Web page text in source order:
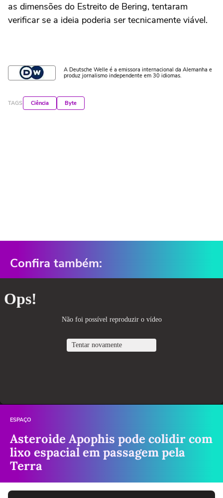
as dimensões do Estreito de Bering, tentaram
verificar se a ideia poderia ser tecnicamente viável.
A Deutsche Welle é a emissora internacional da Alemanha e
produz jornalismo independente em 30 idiomas.
TAGS Ciência Byte
Confira também:
ESPAÇO
Asteroide Apophis pode colidir com
lixo espacial em passagem pela
Terra